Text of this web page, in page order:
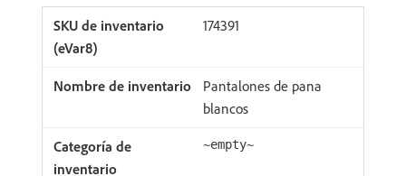
174391
Pantalones de pana
blancos
~empty~